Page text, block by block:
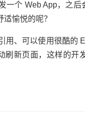
一个 Web App，之
愉悦的呢？
用、可以使用很酷的
新页面，这样的开